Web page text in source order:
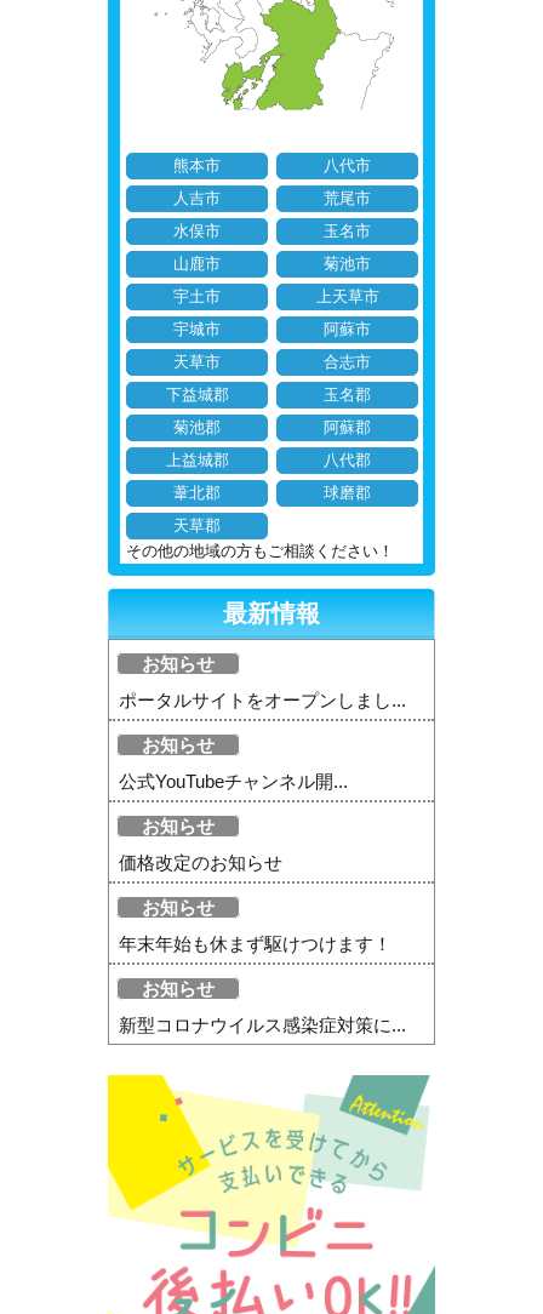
熊本市
八代市
人吉市
荒尾市
水俣市
玉名市
山鹿市
菊池市
宇土市
上天草市
宇城市
阿蘇市
天草市
合志市
下益城郡
玉名郡
菊池郡
阿蘇郡
上益城郡
八代郡
葦北郡
球磨郡
天草郡
その他の地域の方もご相談ください！
最新情報
お知らせ
ポータルサイトをオープンしまし...
お知らせ
公式YouTubeチャンネル開...
お知らせ
価格改定のお知らせ
お知らせ
年末年始も休まず駆けつけます！
お知らせ
新型コロナウイルス感染症対策に...